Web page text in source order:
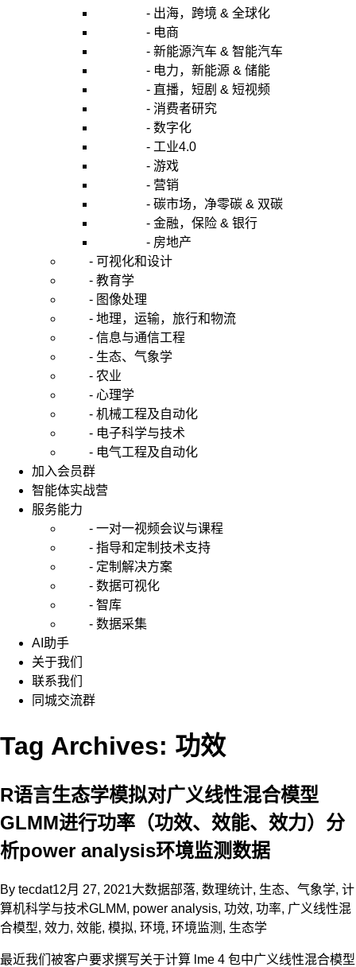
- 出海，跨境 & 全球化
- 电商
- 新能源汽车 & 智能汽车
- 电力，新能源 & 储能
- 直播，短剧 & 短视频
- 消费者研究
- 数字化
- 工业4.0
- 游戏
- 营销
- 碳市场，净零碳 & 双碳
- 金融，保险 & 银行
- 房地产
- 可视化和设计
- 教育学
- 图像处理
- 地理，运输，旅行和物流
- 信息与通信工程
- 生态、气象学
- 农业
- 心理学
- 机械工程及自动化
- 电子科学与技术
- 电气工程及自动化
加入会员群
智能体实战营
服务能力
- 一对一视频会议与课程
- 指导和定制技术支持
- 定制解决方案
- 数据可视化
- 智库
- 数据采集
AI助手
关于我们
联系我们
同城交流群
Tag Archives: 功效
R语言生态学模拟对广义线性混合模型
GLMM进行功率（功效、效能、效力）分
析power analysis环境监测数据
By tecdat12月 27, 2021大数据部落, 数理统计, 生态、气象学, 计
算机科学与技术GLMM, power analysis, 功效, 功率, 广义线性混
合模型, 效力, 效能, 模拟, 环境, 环境监测 , 生态学
最近我们被客户要求撰写关于计算 lme 4 包中广义线性混合模型